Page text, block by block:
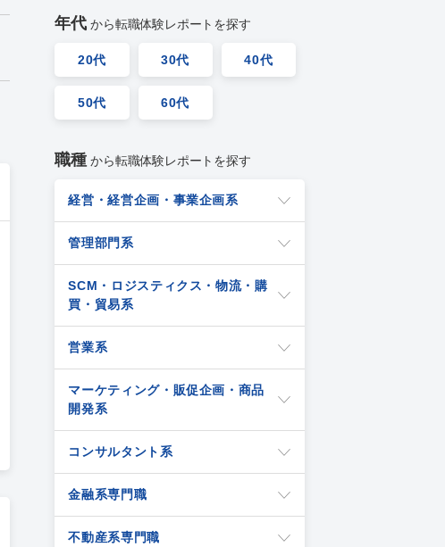
年代 から転職体験レポートを探す
20代 30代 40代
50代 60代
職種 から転職体験レポートを探す
経営・経営企画・事業企画系
管理部門系
SCM・ロジスティクス・物流・購
買・貿易系
営業系
マーケティング・販促企画・商品
開発系
コンサルタント系
金融系専門職
不動産系専門職